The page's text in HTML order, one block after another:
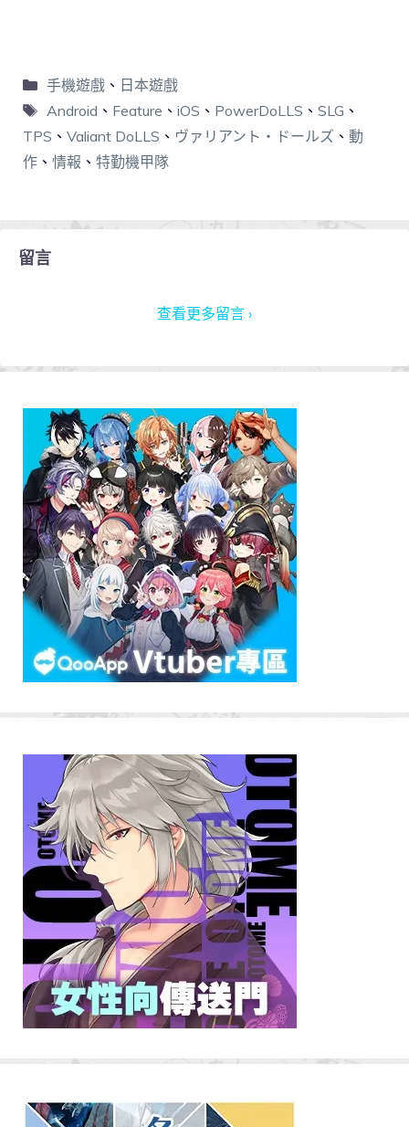
手機遊戲、 日本遊戲
Android 、 Feature 、 iOS 、 PowerDoLLS 、 SLG 、
TPS 、 Valiant DoLLS 、 ヴァリアント・ドールズ 、 動
作 、 情報 、 特勤機甲隊
留言
查看更多留言 ›